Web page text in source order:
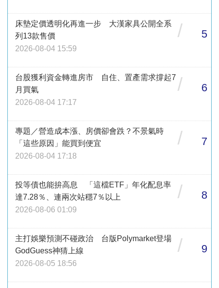
床墊定價透明化再進一步 大漢家具公開全系
列13款售價
2026-08-04 15:59
/ 5
台股獲利資金轉進房市 自住、置產需求撐起7
月買氣
2026-08-04 17:17
/ 6
專題／營造成本漲、房價卻會跌？不景氣時
「這些原因」能買到便宜
2026-08-04 17:18
/ 7
投等債也能拚高息 「這檔ETF」年化配息率
達7.28％、連兩次站穩7％以上
2026-08-06 01:09
/ 8
主打娛樂預測不碰政治 台版Polymarket登場
GodGuess神猜上線
2026-08-05 18:56
/ 9